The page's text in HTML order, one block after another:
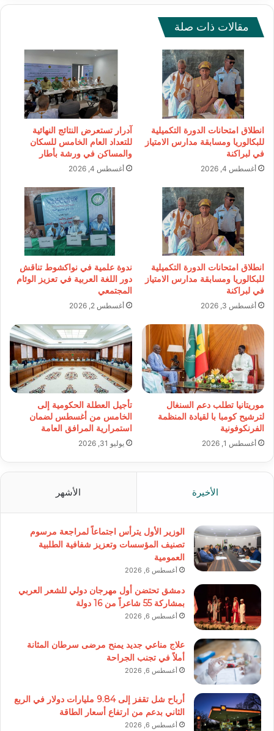
مقالات ذات صلة
انطلاق امتحانات الدورة التكميلية
للبكالوريا ومسابقة مدارس الامتياز
في لبراكنة
أغسطس 4, 2026
آدرار تستعرض النتائج النهائية
للتعداد العام الخامس للسكان
والمساكن في ورشة بأطار
أغسطس 4, 2026
انطلاق امتحانات الدورة التكميلية
للبكالوريا ومسابقة مدارس الامتياز
في لبراكنة
أغسطس 3, 2026
ندوة علمية في نواكشوط تناقش
دور اللغة العربية في تعزيز الوئام
المجتمعي
أغسطس 2, 2026
موريتانيا تطلب دعم السنغال
لترشيح كومبا با لقيادة المنظمة
الفرنكوفونية
أغسطس 1, 2026
تأجيل العطلة الحكومية إلى
الخامس من أغسطس لضمان
استمرارية المرافق العامة
يوليو 31, 2026
الأخيرة الأشهر
الوزير الأول يترأس اجتماعاً لمراجعة مرسوم
تصنيف المؤسسات وتعزيز شفافية الطلبية
العمومية
أغسطس 6, 2026
دمشق تحتضن أول مهرجان دولي للشعر العربي
بمشاركة 55 شاعراً من 16 دولة
أغسطس 6, 2026
علاج مناعي جديد يمنح مرضى سرطان المثانة
أملاً في تجنب الجراحة
أغسطس 6, 2026
أرباح شل تقفز إلى 9.84 مليارات دولار في الربع
الثاني بدعم من ارتفاع أسعار الطاقة
أغسطس 6, 2026